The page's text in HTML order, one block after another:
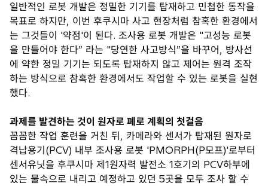
일반적인 로봇 개발은 정밀한 기기를 탑재하고 민첩한 동작을
목표로 하지만, 이번 후쿠시마 사고 현장처럼 참혹한 환경에서
는 그것들이 '약점'이 된다. 조사용 로봇 개발은 "고성능 로봇
을 만들어야 한다” 라는 "당연한 사고방식”을 바꾸어, 방사선
에 약한 정밀 기기는 되도록 탑재하지 않고 제어는 원격 조작
하는 방식으로 참혹한 환경에서도 작업할 수 있는 로봇을 실현
했다.
과제를 발견하는 것이 원자로 폐로 계획의 첫걸음
꼼꼼한 작업 훈련을 거친 뒤, 카메라와 센서가 탑재된 원자로
격납용기(PCV) 내부 조사용 로봇 'PMORPH(P모프)'로부터
센서유닛을 후쿠시마 제1원자력 발전소 1호기의 PCV하부에
있는 물속으로 내리고 예정하고 있던 5곳을 모두 조사 할 수